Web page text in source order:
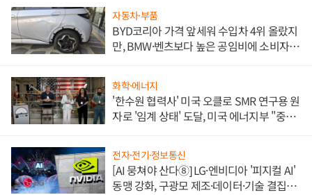
자동차·부품
BYD코리아 가격 앞세워 수입차 4위 올랐지
만, BMW·벤츠보다 높은 공임비에 소비자
화학·에너지
'한수원 협력사' 미국 오클로 SMR 연구용 원
자로 '임계 상태' 도달, 미국 에너지부 "중요
전자·전기·정보통신
[AI 뭉쳐야 산다⑧] LG·엔비디아 '피지컬 AI'
동맹 강화, 구광모 제조·데이터·기술 결집